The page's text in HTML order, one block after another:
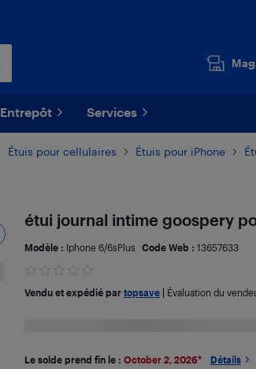
Entrepôt Services
Étuis pour cellulaires Étuis pour iPhone
étui journal intime goospery
Modèle : Iphone 6/6sPlus Code Web : 13657633
Vendu et expédié par topsave| Évaluation du
Le solde prend fin le : October 2, 2026* Détails